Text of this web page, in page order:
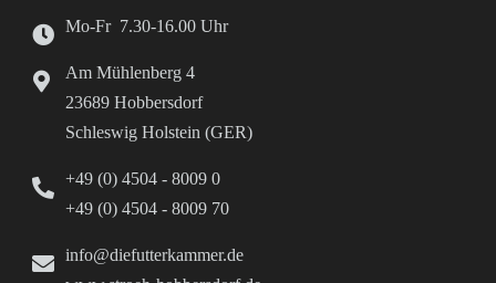
Mo-Fr 7.30-16.00 Uhr
Am Mühlenberg 4
23689 Hobbersdorf
Schleswig Holstein (GER)
+49 (0) 4504 - 8009 0
+49 (0) 4504 - 8009 70
info@diefutterkammer.de